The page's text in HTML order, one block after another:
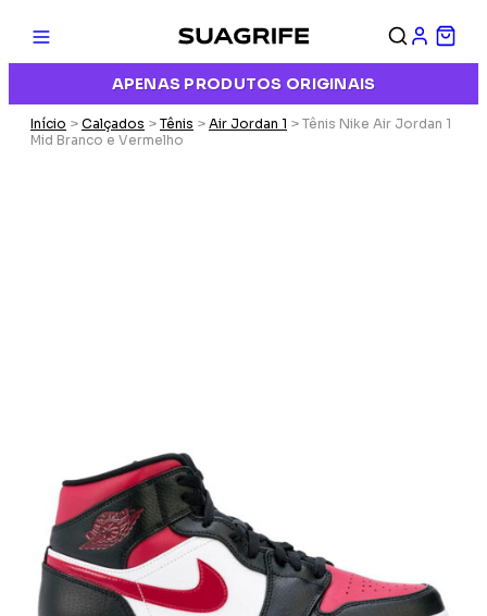
APENAS PRODUTOS ORIGINAIS
Início > Calçados > Tênis > Air Jordan 1 > Tênis Nike Air Jordan 1
Mid Branco e Vermelho